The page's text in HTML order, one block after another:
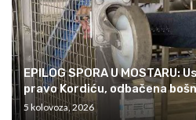
EPILOG SPORA U MOSTARU:
pravo Kordiću, odbačena
5 kolovoza, 2026